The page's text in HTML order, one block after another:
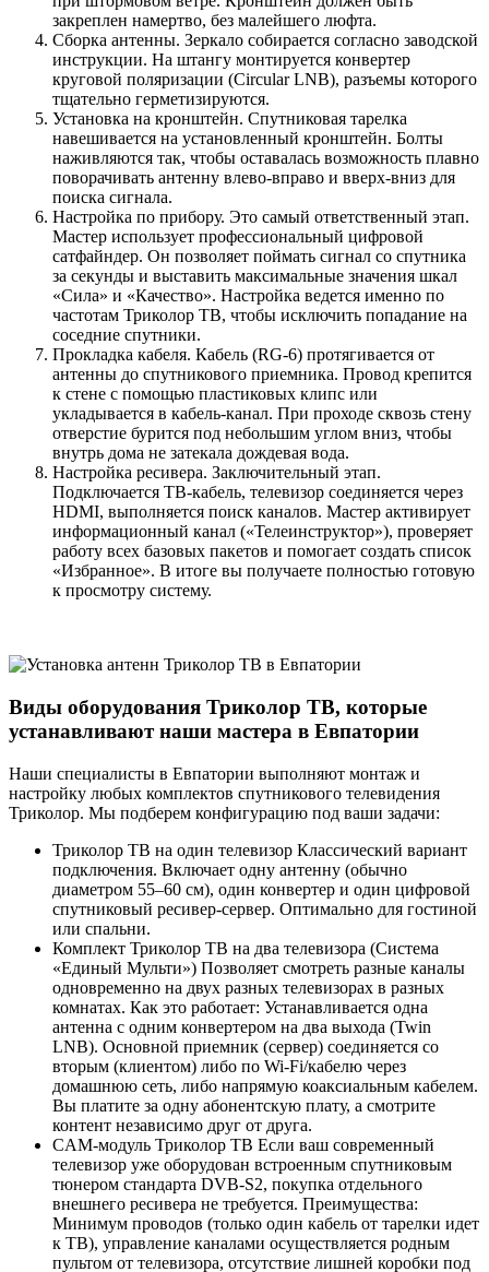
закреплен намертво, без малейшего люфта.
Сборка антенны. Зеркало собирается согласно заводской
инструкции. На штангу монтируется конвертер
круговой поляризации (Circular LNB), разъемы которого
тщательно герметизируются.
Установка на кронштейн. Спутниковая тарелка
навешивается на установленный кронштейн. Болты
наживляются так, чтобы оставалась возможность плавно
поворачивать антенну влево-вправо и вверх-вниз для
поиска сигнала.
Настройка по прибору. Это самый ответственный этап.
Мастер использует профессиональный цифровой
сатфайндер. Он позволяет поймать сигнал со спутника
за секунды и выставить максимальные значения шкал
«Сила» и «Качество». Настройка ведется именно по
частотам Триколор ТВ, чтобы исключить попадание на
соседние спутники.
Прокладка кабеля. Кабель (RG-6) протягивается от
антенны до спутникового приемника. Провод крепится
к стене с помощью пластиковых клипс или
укладывается в кабель-канал. При проходе сквозь стену
отверстие бурится под небольшим углом вниз, чтобы
внутрь дома не затекала дождевая вода.
Настройка ресивера. Заключительный этап.
Подключается ТВ-кабель, телевизор соединяется через
HDMI, выполняется поиск каналов. Мастер активирует
информационный канал («Телеинструктор»), проверяет
работу всех базовых пакетов и помогает создать список
«Избранное». В итоге вы получаете полностью готовую
к просмотру систему.
Виды оборудования Триколор ТВ, которые
устанавливают наши мастера в Евпатории
Наши специалисты в Евпатории выполняют монтаж и
настройку любых комплектов спутникового телевидения
Триколор. Мы подберем конфигурацию под ваши задачи:
Триколор ТВ на один телевизор Классический вариант
подключения. Включает одну антенну (обычно
диаметром 55–60 см), один конвертер и один цифровой
спутниковый ресивер-сервер. Оптимально для гостиной
или спальни.
Комплект Триколор ТВ на два телевизора (Система
«Единый Мульти») Позволяет смотреть разные каналы
одновременно на двух разных телевизорах в разных
комнатах. Как это работает: Устанавливается одна
антенна с одним конвертером на два выхода (Twin
LNB). Основной приемник (сервер) соединяется со
вторым (клиентом) либо по Wi-Fi/кабелю через
домашнюю сеть, либо напрямую коаксиальным кабелем.
Вы платите за одну абонентскую плату, а смотрите
контент независимо друг от друга.
CAM-модуль Триколор ТВ Если ваш современный
телевизор уже оборудован встроенным спутниковым
тюнером стандарта DVB-S2, покупка отдельного
внешнего ресивера не требуется. Преимущества:
Минимум проводов (только один кабель от тарелки идет
к ТВ), управление каналами осуществляется родным
пультом от телевизора, отсутствие лишней коробки под